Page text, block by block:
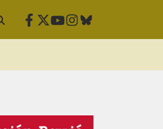
Facebook
Twitter
Youtube
Instagram
Bluesky